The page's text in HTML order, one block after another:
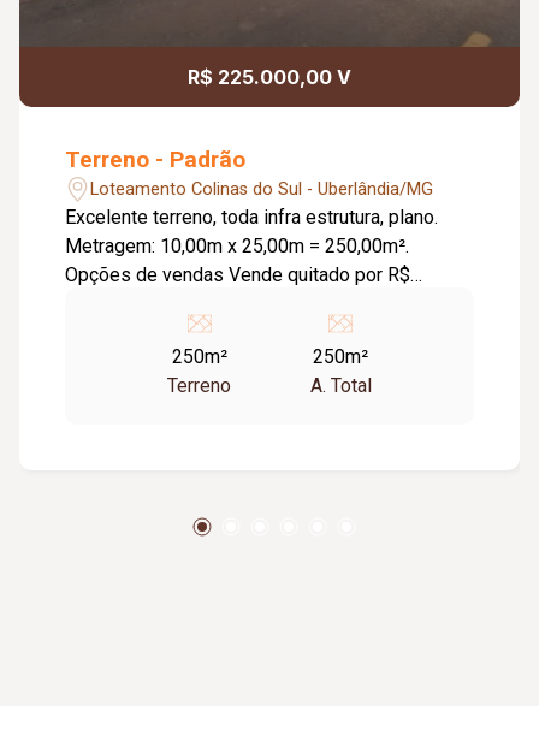
R$ 225.000,00 V
Terreno - Padrão
Loteamento Colinas do Sul - Uberlândia/MG
Excelente terreno, toda infra estrutura, plano.
Metragem: 10,00m x 25,00m = 250,00m².
Opções de vendas Vende quitado por R$
devedor de aproximadamente R$ 165.000,00
em 26/06/2026. Valor das prestações em
26/06/2026: R$ 2.570,00.
250m²
Terreno
250m²
A. Total